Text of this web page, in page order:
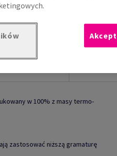
w 100% z masy termo-
zastosować niższą gramaturę